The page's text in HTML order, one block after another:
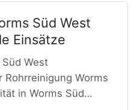
Süd West
Einsätze
West
Rohrreinigung Worms
in Worms Süd…